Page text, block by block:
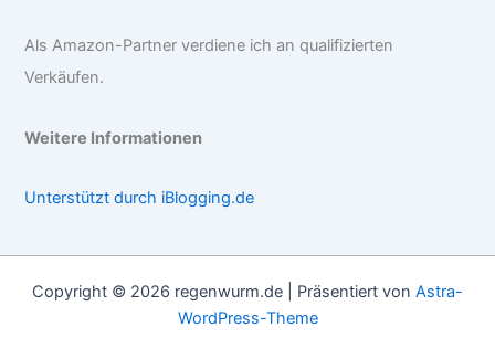
Als Amazon-Partner verdiene ich an qualifizierten
Verkäufen.
Weitere Informationen
Unterstützt durch iBlogging.de
Copyright © 2026 regenwurm.de | Präsentiert von Astra-
WordPress-Theme